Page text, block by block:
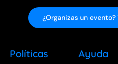
¿Organizas un
Políticas Ayuda